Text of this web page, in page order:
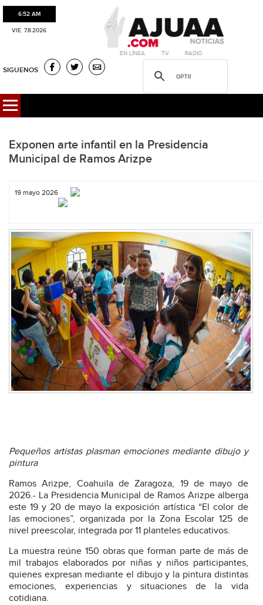
6:52 AM
VIE. 7.8.2026
·EN LÍNEA. ·T.V. ·RADIO
SIGUENOS
Exponen arte infantil en la Presidencia
Municipal de Ramos Arizpe
19 mayo 2026
Pequeños artistas plasman emociones mediante dibujo y
pintura
Ramos Arizpe, Coahuila de Zaragoza, 19 de mayo de
2026.- La Presidencia Municipal de Ramos Arizpe alberga
este 19 y 20 de mayo la exposición artística “El color de
las emociones”, organizada por la Zona Escolar 125 de
nivel preescolar, integrada por 11 planteles educativos.
La muestra reúne 150 obras que forman parte de más de
mil trabajos elaborados por niñas y niños participantes,
quienes expresan mediante el dibujo y la pintura distintas
emociones, experiencias y situaciones de la vida
cotidiana.